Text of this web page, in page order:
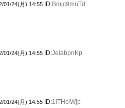
01/24(月) 14:55 ID:Bmjc9mnTd
01/24(月) 14:55 ID:JeiabpnKp
01/24(月) 14:55 ID:1iTHciWjp